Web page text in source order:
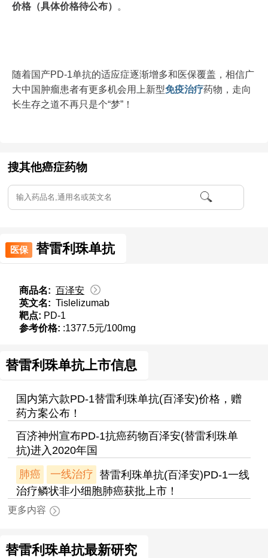
价格（具体价格待公布）
。
随着国产PD-1单抗的适应症逐渐增多和医保覆盖，相信广
大中国肿瘤患者有更多机会用上新型免疫治疗药物，走向
长生存之道不再只是个“梦”！
搜其他癌症药物
医保 替雷利珠单抗
商品名: 百泽安
英文名: Tislelizumab
靶点: PD-1
参考价格: :1377.5元/100mg
替雷利珠单抗上市信息
国内第六款PD-1替雷利珠单抗(百泽安)价格，赠
药方案公布！
百济神州宣布PD-1抗癌药物百泽安(替雷利珠单
抗)进入2020年国
肺癌 一线治疗 替雷利珠单抗(百泽安)PD-1一线
治疗鳞状非小细胞肺癌获批上市！
更多内容
替雷利珠单抗最新研究